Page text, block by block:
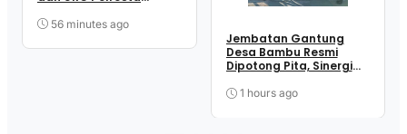
Juru Parkir
56 minutes ago
Jembatan Gantung
Desa Bambu Resmi
Dipotong Pita, Sinergi
Wujudkan Akses Lebih
1 hours ago